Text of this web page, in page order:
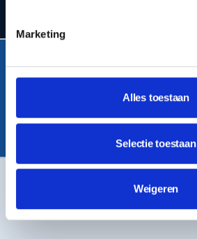
Marketing
Alles toestaan
Selectie toestaan
Weigeren
Bekijk ons werkgebied